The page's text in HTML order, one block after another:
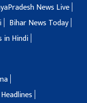
News Live
Bihar News Today
in Hindi